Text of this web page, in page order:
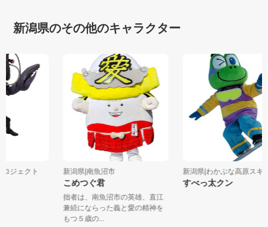
新潟県のその他のキャラクター
ロジェクト 新潟県|南魚沼市
こめつぐ君
拙者は、南魚沼市の英雄、直江
兼続にならった義と愛の精神を
もつ５歳の...
新潟県|わかぶな高原ス
すべっ太クン